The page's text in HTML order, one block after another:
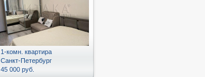
1-комн. квартира
Санкт-Петербург
45 000 руб.